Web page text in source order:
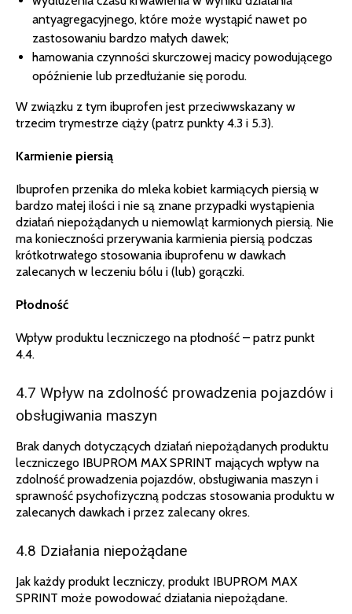
antyagregacyjnego, które może wystąpić nawet po
zastosowaniu bardzo małych dawek;
hamowania czynności skurczowej macicy powodującego
opóźnienie lub przedłużanie się porodu.
W związku z tym ibuprofen jest przeciwwskazany w
trzecim trymestrze ciąży (patrz punkty 4.3 i 5.3).
Karmienie piersią
Ibuprofen przenika do mleka kobiet karmiących piersią w
bardzo małej ilości i nie są znane przypadki wystąpienia
działań niepożądanych u niemowląt karmionych piersią. Nie
ma konieczności przerywania karmienia piersią podczas
krótkotrwałego stosowania ibuprofenu w dawkach
zalecanych w leczeniu bólu i (lub) gorączki.
Płodność
Wpływ produktu leczniczego na płodność – patrz punkt
4.4.
4.7 Wpływ na zdolność prowadzenia pojazdów i
obsługiwania maszyn
Brak danych dotyczących działań niepożądanych produktu
leczniczego IBUPROM MAX SPRINT mających wpływ na
zdolność prowadzenia pojazdów, obsługiwania maszyn i
sprawność psychofizyczną podczas stosowania produktu w
zalecanych dawkach i przez zalecany okres.
4.8 Działania niepożądane
Jak każdy produkt leczniczy, produkt IBUPROM MAX
SPRINT może powodować działania niepożądane.